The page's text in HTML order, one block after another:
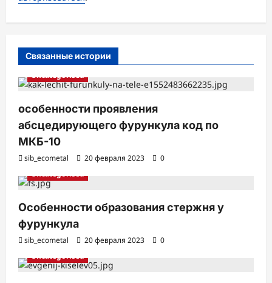
и
Связанные истории
Uncategorised
особенности проявления
абсцедирующего фурункула код по
МКБ-10
sib_ecometal 20 февраля 2023
0
Uncategorised
Особенности образования стержня у
фурункула
sib_ecometal 20 февраля 2023
0
Uncategorised